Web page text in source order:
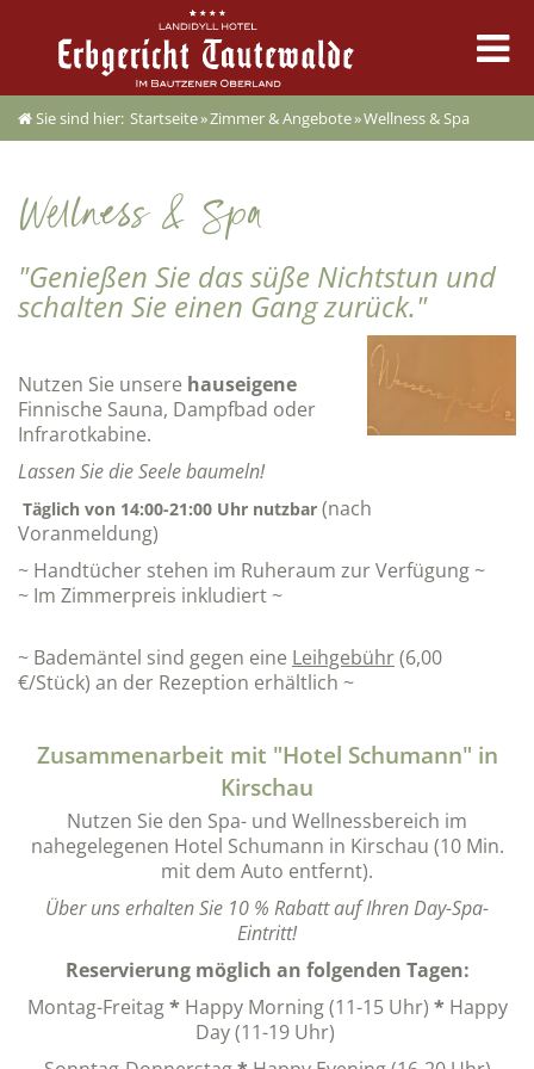
Erbgericht
Zimmer & Angebote
Kulinarik
Erleben & Termine
Sie sind hier: Startseite»Zimmer & Angebote»Wellness & Spa
Wellness & Spa
"Genießen Sie das süße Nichtstun und
schalten Sie einen Gang zurück."
Nutzen Sie unsere hauseigene
Finnische Sauna, Dampfbad oder
Infrarotkabine.
Lassen Sie die Seele baumeln!
Täglich von 14:00-21:00 Uhr nutzbar (nach
Voranmeldung)
~ Handtücher stehen im Ruheraum zur Verfügung ~
~ Im Zimmerpreis inkludiert ~
~ Bademäntel sind gegen eine Leihgebühr(6,00
€/Stück) an der Rezeption erhältlich ~
Zusammenarbeit mit "Hotel Schumann" in
Kirschau
Nutzen Sie den Spa- und Wellnessbereich im
nahegelegenen Hotel Schumann in Kirschau (10 Min.
mit dem Auto entfernt).
Über uns erhalten Sie 10 % Rabatt auf Ihren Day-Spa-
Eintritt!
Reservierung möglich an folgenden Tagen:
Montag-Freitag* Happy Morning (11-15 Uhr) * Happy
Day (11-19 Uhr)